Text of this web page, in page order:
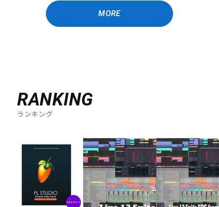
MORE
RANKING
ランキング